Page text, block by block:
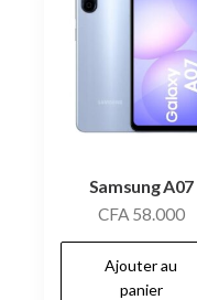
Samsung A07
CFA58.000
Ajouter au
panier